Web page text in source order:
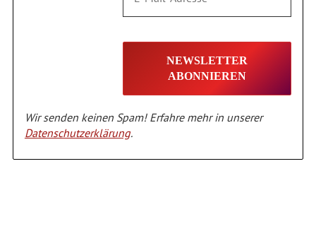
Wir senden keinen Spam! Erfahre mehr in unserer
Datenschutzerklärung.
Alternative: